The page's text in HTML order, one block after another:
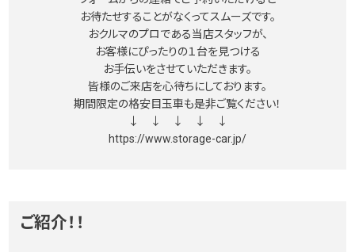
お待たせすることがなくってスムーズです。
おクルマのプロである当店スタッフが、
お客様にぴったりの１台を見つける
お手伝いをさせていただきます。
皆様のご来店を心待ちにしております。
期間限定の格安目玉車も是非ご覧ください！
↓ ↓ ↓ ↓ ↓
https://www.storage-car.jp/
ご紹介！！